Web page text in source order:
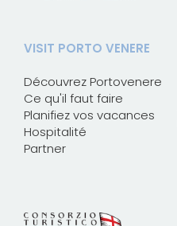
VISIT PORTO VENERE
Découvrez Portovenere
Ce qu'il faut faire
Planifiez vos vacances
Hospitalité
Partner